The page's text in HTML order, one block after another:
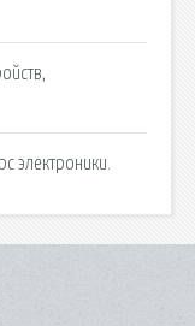
электроники.